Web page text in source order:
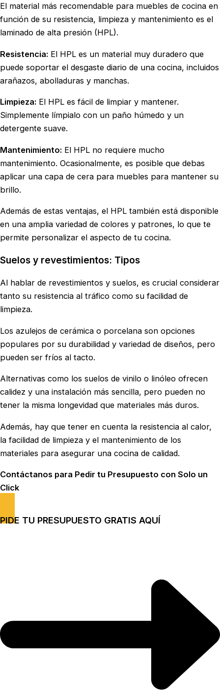
El material más recomendable para muebles de cocina en
función de su resistencia, limpieza y mantenimiento es el
laminado de alta presión (HPL).
Resistencia: El HPL es un material muy duradero que
puede soportar el desgaste diario de una cocina, incluidos
arañazos, abolladuras y manchas.
Limpieza: El HPL es fácil de limpiar y mantener.
Simplemente límpialo con un paño húmedo y un
detergente suave.
Mantenimiento: El HPL no requiere mucho
mantenimiento. Ocasionalmente, es posible que debas
aplicar una capa de cera para muebles para mantener su
brillo.
Además de estas ventajas, el HPL también está disponible
en una amplia variedad de colores y patrones, lo que te
permite personalizar el aspecto de tu cocina.
Suelos y revestimientos: Tipos
Al hablar de revestimientos y suelos, es crucial considerar
tanto su resistencia al tráfico como su facilidad de
limpieza.
Los azulejos de cerámica o porcelana son opciones
populares por su durabilidad y variedad de diseños, pero
pueden ser fríos al tacto.
Alternativas como los suelos de vinilo o linóleo ofrecen
calidez y una instalación más sencilla, pero pueden no
tener la misma longevidad que materiales más duros.
Además, hay que tener en cuenta la resistencia al calor,
la facilidad de limpieza y el mantenimiento de los
materiales para asegurar una cocina de calidad.
Contáctanos para Pedir tu Presupuesto con Solo un
Click
PIDE TU PRESUPUESTO GRATIS AQUÍ